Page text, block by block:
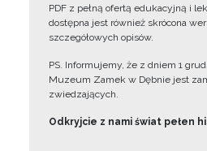
PDF z pełną ofertą edukacyjną i
dostępna jest również skrócona
szczegółowych opisów.
PS. Informujemy, że z dniem 1
Muzeum Zamek w Dębnie jest
zwiedzających.
Odkryjcie z nami świat pełen